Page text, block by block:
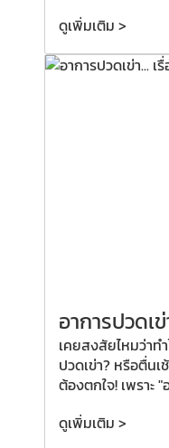
ดูเพิ่มเติม >
อาการปวดเข่
เคยสงสัยไหมว่า
ปวดเข่า? หรือตื่นเ
ต้องตกใจ! เพราะ "
ดูเพิ่มเติม >